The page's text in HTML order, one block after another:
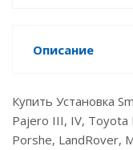
Описание
Купить Установка
Pajero III, IV, Toyota
Porshe, LandRover,